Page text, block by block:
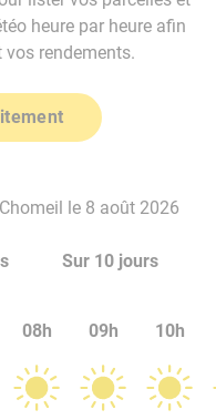
heure par heure afin
vos rendements.
le 8 août 2026
Sur 10 jours
08h 09h 10h